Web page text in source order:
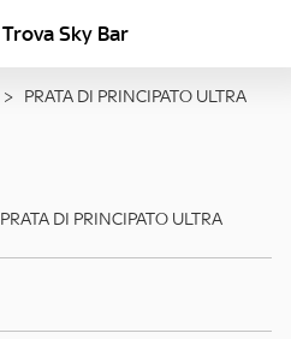
Trova Sky Bar
> PRATA DI PRINCIPATO ULTRA
PRATA DI PRINCIPATO ULTRA